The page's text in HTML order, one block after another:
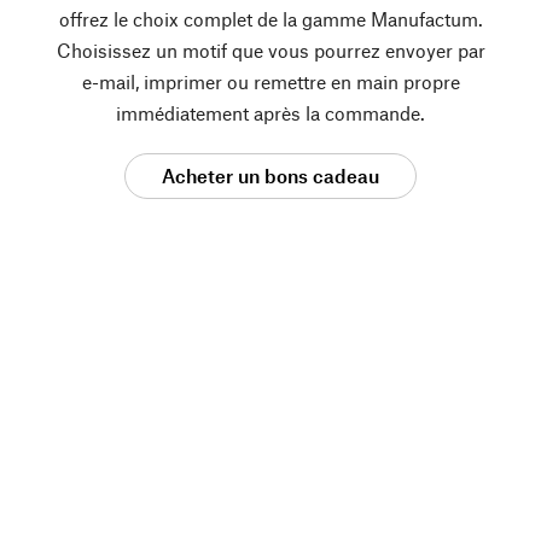
offrez le choix complet de la gamme Manufactum.
Choisissez un motif que vous pourrez envoyer par
e-mail, imprimer ou remettre en main propre
immédiatement après la commande.
Acheter un bons cadeau